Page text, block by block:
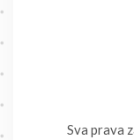
Sva prava